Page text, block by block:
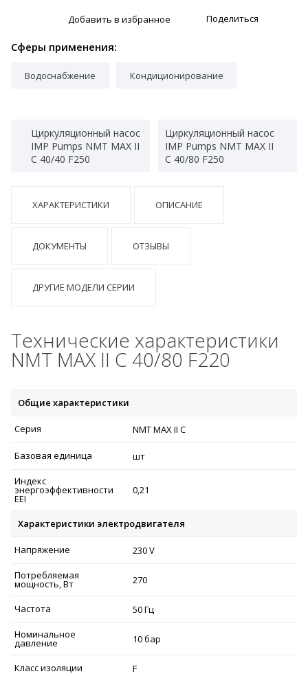
Добавить в избранное Поделиться
Сферы применения:
Водоснабжение Кондиционирование
Циркуляционный насос
IMP Pumps NMT MAX II
C 40/40 F250
Циркуляционный насос
IMP Pumps NMT MAX II
C 40/80 F250
ХАРАКТЕРИСТИКИ ОПИСАНИЕ
ДОКУМЕНТЫ ОТЗЫВЫ
ДРУГИЕ МОДЕЛИ СЕРИИ
Технические характеристики
NMT MAX II C 40/80 F220
Общие характеристики
Серия NMT MAX II C
Базовая единица
шт
Индекс
энергоэффективности
EEI
0,21
Характеристики электродвигателя
Напряжение
230 V
Потребляемая
мощность, Вт 270
Частота
50 Гц
Номинальное
давление 10 бар
Класс изоляции F